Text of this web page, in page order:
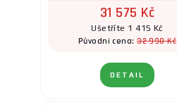
31 575 Kč
Ušetříte 1 415 Kč
Původní cena:32 990 Kč
DETAIL